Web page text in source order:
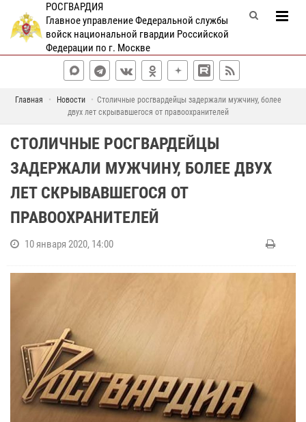
РОСГВАРДИЯ
Главное управление Федеральной службы
войск национальной гвардии Российской
Федерации по г. Москве
Главная Новости
Столичные росгвардейцы задержали мужчину, более
двух лет скрывавшегося от правоохранителей
СТОЛИЧНЫЕ РОСГВАРДЕЙЦЫ
ЗАДЕРЖАЛИ МУЖЧИНУ, БОЛЕЕ ДВУХ
ЛЕТ СКРЫВАВШЕГОСЯ ОТ
ПРАВООХРАНИТЕЛЕЙ
10 января 2020, 14:00